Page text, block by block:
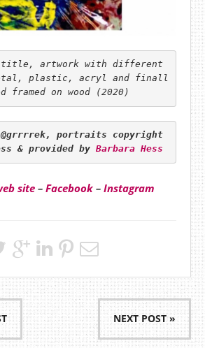
title, artwork with different
plastic, acryl and finall
framed on wood (2020)
@grrrrek, portraits copyright
& provided by Barbara Hess
site – Facebook – Instagram
NEXT POST »